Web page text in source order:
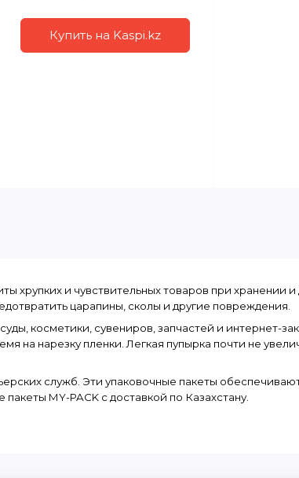
Купить на Kaspi.kz
хрупких и чувствительных товаров при хранении и
царапины, сколы и другие повреждения.
косметики, сувениров, запчастей и интернет-
на нарезку пленки. Легкая пупырка почти не
служб. Эти упаковочные пакеты
MY-PACK с доставкой по Казахстану.